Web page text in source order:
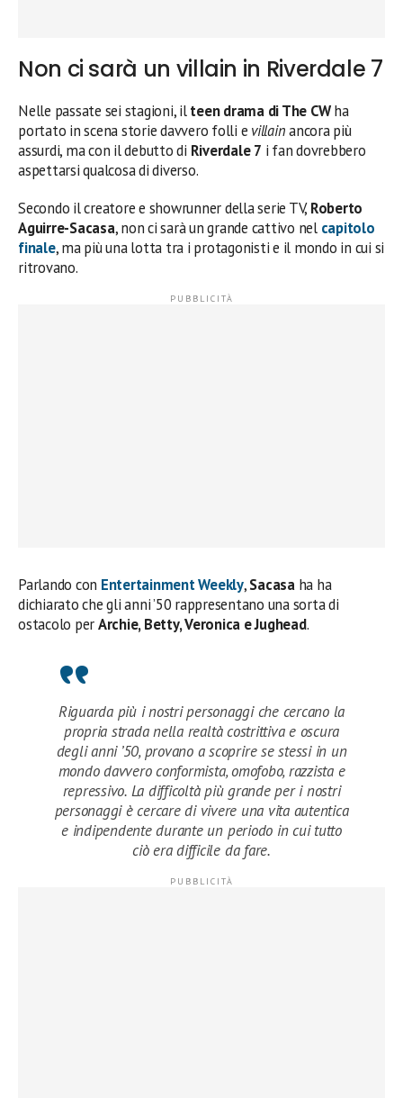
Non ci sarà un villain in Riverdale 7
Nelle passate sei stagioni, ilteen drama di The CWha
portato in scena storie davvero folli e villainancora più
assurdi, ma con il debutto di Riverdale 7 i fan dovrebbero
aspettarsi qualcosa di diverso.
Secondo il creatore e showrunner della serie TV,Roberto
Aguirre-Sacasa, non ci sarà un grande cattivo nel capitolo
finale, ma più una lotta tra i protagonisti e il mondo in cui si
ritrovano.
Parlando con Entertainment Weekly,Sacasaha ha
dichiarato che gli anni ’50 rappresentano una sorta di
ostacolo perArchie, Betty, Veronica e Jughead.
Riguarda più i nostri personaggi che cercano la
propria strada nella realtà costrittiva e oscura
degli anni ’50, provano a scoprire se stessi in un
mondo davvero conformista, omofobo, razzista e
repressivo. La difficoltà più grande per i nostri
personaggi è cercare di vivere una vita autentica
e indipendente durante un periodo in cui tutto
ciò era difficile da fare.